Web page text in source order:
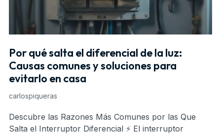
Por qué salta el diferencial de la luz:
Causas comunes y soluciones para
evitarlo en casa
carlospiqueras
Descubre las Razones Más Comunes por las Que
Salta el Interruptor Diferencial ⚡ El interruptor